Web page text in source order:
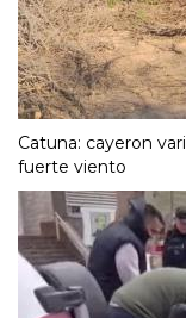
Catuna: cayeron
fuerte viento